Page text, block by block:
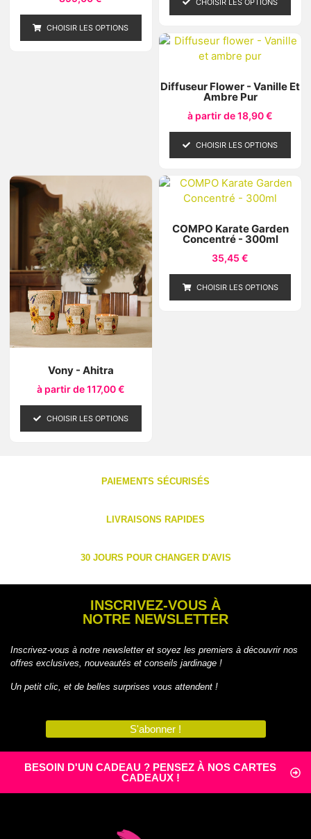
CHOISIR LES OPTIONS
CHOISIR LES OPTIONS
Diffuseur Flower - Vanille Et
Ambre Pur
à partir de18,90€
CHOISIR LES OPTIONS
Vony - Ahitra
à partir de117,00€
CHOISIR LES OPTIONS
COMPO Karate Garden
Concentré - 300ml
35,45 €
CHOISIR LES OPTIONS
PAIEMENTS SÉCURISÉS
LIVRAISONS RAPIDES
30 JOURS POUR CHANGER D'AVIS
INSCRIVEZ-VOUS À
NOTRE NEWSLETTER
Inscrivez-vous à notre newsletter et soyez les premiers à découvrir nos
offres exclusives, nouveautés et conseils jardinage !
Un petit clic, et de belles surprises vous attendent !
S'abonner !
BESOIN D'UN CADEAU ? PENSEZ À NOS CARTES
CADEAUX !